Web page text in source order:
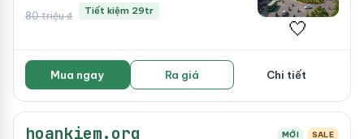
80 triệu ₫ Tiết kiệm 29tr
🤍
Mua ngay Ra giá Chi tiết
hoankiem.org MỚI SALE